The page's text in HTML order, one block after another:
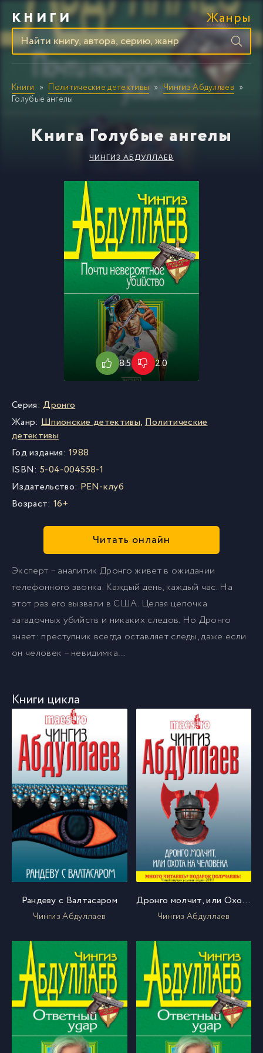
КНИГИ Жанры
Книги Политические детективы
Чингиз Абдуллаев
Голубые ангелы
Книга Голубые ангелы
ЧИНГИЗ АБДУЛЛАЕВ
8.5 2.0
Серия: Дронго
Жанр: Шпионские детективы,Политические
детективы
Год издания: 1988
ISBN: 5-04-004558-1
Издательство: PEN-клуб
Возраст: 16+
Читать онлайн
Эксперт – аналитик Дронго живет в ожидании
телефонного звонка. Каждый день, каждый час. На
этот раз его вызвали в США. Целая цепочка
загадочных убийств и никаких следов. Но Дронго
знает: преступник всегда оставляет следы, даже если
он человек – невидимка…
Книги цикла
Рандеву с Валтасаром
Чингиз Абдуллаев
Дронго молчит, или Охота на человека
Чингиз Абдуллаев